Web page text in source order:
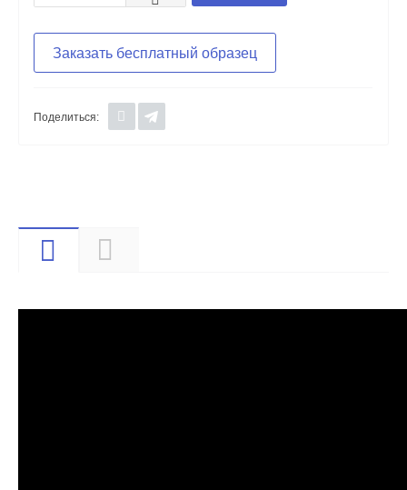
Заказать бесплатный образец
Поделиться: